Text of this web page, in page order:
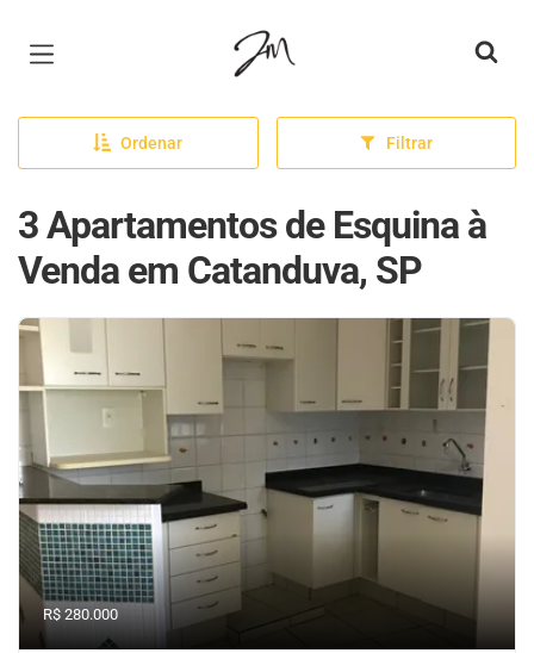
Página inicial
Ordenar Filtrar
3 Apartamentos de Esquina à
Venda em Catanduva, SP
R$ 280.000